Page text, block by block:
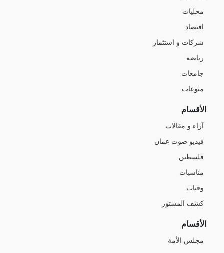
محليات
اقتصاد
شركات و استثمار
رياضة
جامعات
منوعات
الأقسام
آراء و مقالات
فيديو صوت عمان
فلسطين
مناسبات
وفيات
كشف المستور
الأقسام
مجلس الأمة